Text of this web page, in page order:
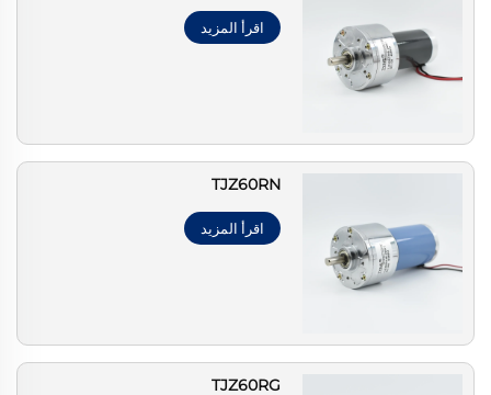
اقرأ المزيد
TJZ60RN
اقرأ المزيد
TJZ60RG